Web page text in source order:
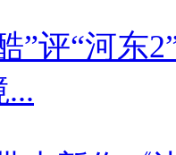
”评“河东
...